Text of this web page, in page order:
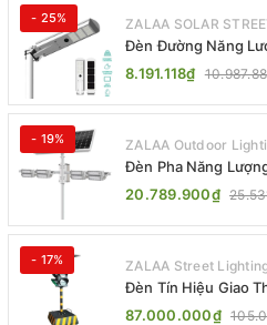
- 25% ZALAA SOLAR
Đèn Đường Năng
ZALAA ZL-BJ04-
8.191.118₫
- 19% ZALAA Outdoor
Đèn Pha Năng
Jsc Chống Nước
20.789.900₫
- 17% ZALAA Street
Đèn Tín Hiệu Giao
Trời ZALAA ZL-
87.000.000₫